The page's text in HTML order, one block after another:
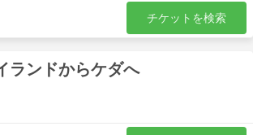
ります。短い旅行でもVIPバスの座席を
のバスの2倍の時間を節約できるので、
メリットとデメリット
チケットを検索
ランドからケダへ